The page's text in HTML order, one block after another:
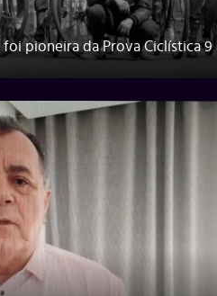
foi pioneira da Prova Ciclística 9